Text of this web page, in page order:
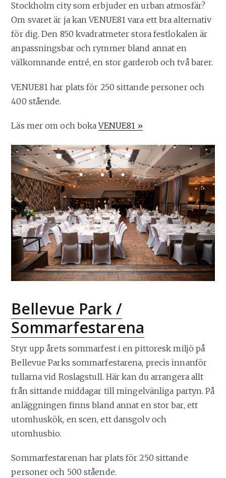
Stockholm city som erbjuder en urban atmosfär?
Om svaret är ja kan VENUE81 vara ett bra alternativ
för dig. Den 850 kvadratmeter stora festlokalen är
anpassningsbar och rymmer bland annat en
välkomnande entré, en stor garderob och två barer.
VENUE81 har plats för 250 sittande personer och
400 stående.
Läs mer om och bokaVENUE81 »
Bellevue Park /
Sommarfestarena
Styr upp årets sommarfest i en pittoresk miljö på
Bellevue Parks sommarfestarena, precis innanför
tullarna vid Roslagstull. Här kan du arrangera allt
från sittande middagar till mingelvänliga partyn. På
anläggningen finns bland annat en stor bar, ett
utomhuskök, en scen, ett dansgolv och
utomhusbio.
Sommarfestarenan har plats för 250 sittande
personer och 500 stående.